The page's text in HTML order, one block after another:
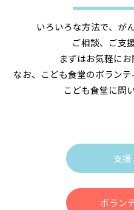
いろいろな方法で、が
ご相談、ご支
まずはお気軽に
なお、こども食堂のボラン
こども食堂に問
支
ボラン